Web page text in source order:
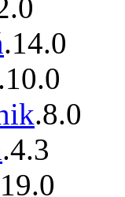
.0
.14.0
.10.0
.8.0
.4.3
19.0